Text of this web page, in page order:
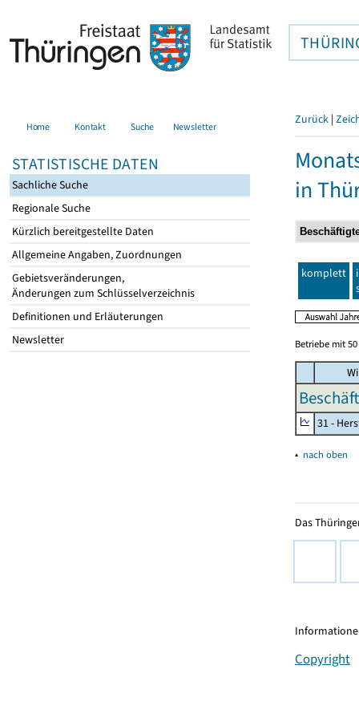
Home Kontakt Suche Newsletter
STATISTISCHE DATEN
Sachliche Suche
Regionale Suche
Kürzlich bereitgestellte Daten
Allgemeine Angaben, Zuordnungen
Gebietsveränderungen,
Änderungen zum Schlüsselverzeichnis
Definitionen und Erläuterungen
Newsletter
Zurück |
in
komplett
Betriebe mit
31 -
▴ nach oben
Das
Copyright